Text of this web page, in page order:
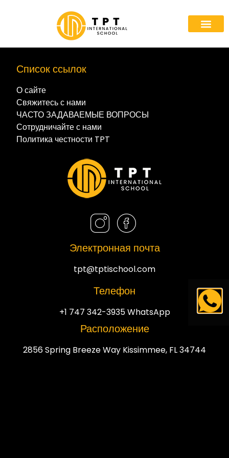
Список ссылок
О сайте
Свяжитесь с нами
ЧАСТО ЗАДАВАЕМЫЕ ВОПРОСЫ
Сотрудничайте с нами
Политика честности TPT
Электронная почта
tpt@tptischool.com
Телефон
+1 747 342-3935 WhatsApp
Расположение
2856 Spring Breeze Way Kissimmee, FL 34744